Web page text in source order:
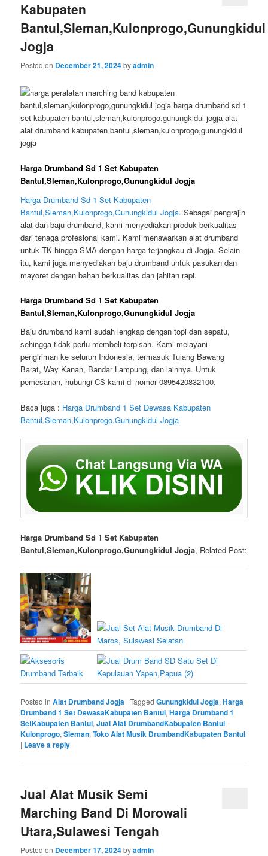
Kabupaten
Bantul,Sleman,Kulonprogo,Gunungkidul
Jogja
Posted on December 21, 2024byadmin
Harga Drumband Sd 1 Set Kabupaten
Bantul,Sleman,Kulonprogo,Gunungkidul Jogja
Harga Drumband Sd 1 Set Kabupaten
Bantul,Sleman,Kulonprogo,Gunungkidul Jogja. Sebagai pengrajin
alat dan baju drumband, kami menyediakan produk berkualitas
dari tenaga profesional kami. Kami menawarkan alat drumband
untuk TK hingga SMA dengan harga terjangkau di Jogja. Selain
itu, kami juga menyediakan baju drumband untuk pasukan dan
mayoret dengan bahan berkualitas dan jahitan rapi.
Harga Drumband Sd 1 Set Kabupaten
Bantul,Sleman,Kulonprogo,Gunungkidul Jogja
Baju drumband kami sudah lengkap dengan topi dan sepatu,
sehingga tidak perlu membeli terpisah. Kami melayani
pengiriman ke seluruh Indonesia, termasuk Tulang Bawang
Barat, Way Kanan, Bandar Lampung, dan lainnya. Untuk
pemesanan, hubungi CS kami di nomor 0895420832100.
Baca juga : Harga Drumband 1 Set Dewasa Kabupaten
Bantul,Sleman,Kulonprogo,Gunungkidul Jogja
Harga Drumband Sd 1 Set Kabupaten
Bantul,Sleman,Kulonprogo,Gunungkidul Jogja, Related Post:
Posted in Alat Drumband Jogja |Tagged Gunungkidul Jogja,Harga
Drumband 1 Set DewasaKabupaten Bantul,Harga Drumband 1
SetKabupaten Bantul,Jual Alat DrumbandKabupaten Bantul,
Kulonprogo,Sleman,Toko Alat Musik DrumbandKabupaten Bantul
| Leave a reply
Jual Alat Musik Semi
Marching Band Di Morowali
Utara,Sulawesi Tengah
Posted on December 17, 2024byadmin